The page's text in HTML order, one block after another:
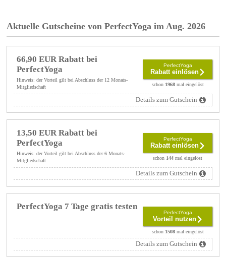
Aktuelle Gutscheine von PerfectYoga im Aug. 2026
66,90 EUR Rabatt bei
PerfectYoga
Hinweis: der Vorteil gilt bei Abschluss der 12 Monats-
Mitgliedschaft
PerfectYoga
Rabatt einlösen
schon 1968mal eingelöst
Details zum Gutschein
13,50 EUR Rabatt bei
PerfectYoga
Hinweis: der Vorteil gilt bei Abschluss der 6 Monats-
Mitgliedschaft
PerfectYoga
Rabatt einlösen
schon 144 mal eingelöst
Details zum Gutschein
PerfectYoga 7 Tage gratis testen
PerfectYoga
Vorteil nutzen
schon 1508mal eingelöst
Details zum Gutschein